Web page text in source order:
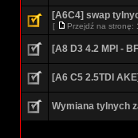
[A6C4] swap
[ Przejdź na stronę:
[A8 D3 4.2 MPI -
[A6 C5 2.5TDI
Wymiana tylnych